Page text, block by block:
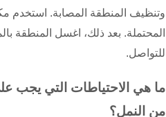
وتنظيف المنطقة المصابة. استخدم
المحتملة. بعد ذلك، اغسل المنطقة
للتواصل.
ما هي الاحتياطات التي يجب
من النمل؟